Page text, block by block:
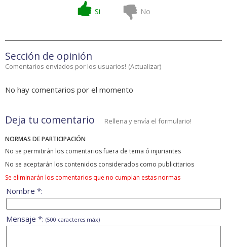
Si No
Sección de opinión
Comentarios enviados por los usuarios! (Actualizar)
No hay comentarios por el momento
Deja tu comentario Rellena y envía el formulario!
NORMAS DE PARTICIPACIÓN
No se permitirán los comentarios fuera de tema ó injuriantes
No se aceptarán los contenidos considerados como publicitarios
Se eliminarán los comentarios que no cumplan estas normas
Nombre *:
Mensaje *: (500 caracteres máx)